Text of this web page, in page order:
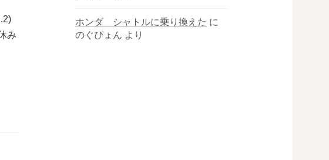
み
ホンダ シャトルに乗り換えた に
のぐぴょん より